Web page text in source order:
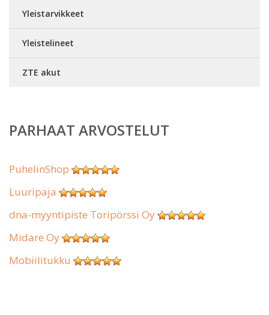
Yleistarvikkeet
Yleistelineet
ZTE akut
PARHAAT ARVOSTELUT
PuhelinShop
Luuripaja
dna-myyntipiste Toripörssi Oy
Midare Oy
Mobiilitukku